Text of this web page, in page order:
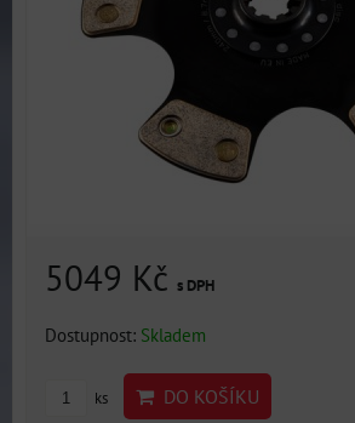
5049 Kč s DPH
Dostupnost: Skladem
ks DO KOŠÍKU